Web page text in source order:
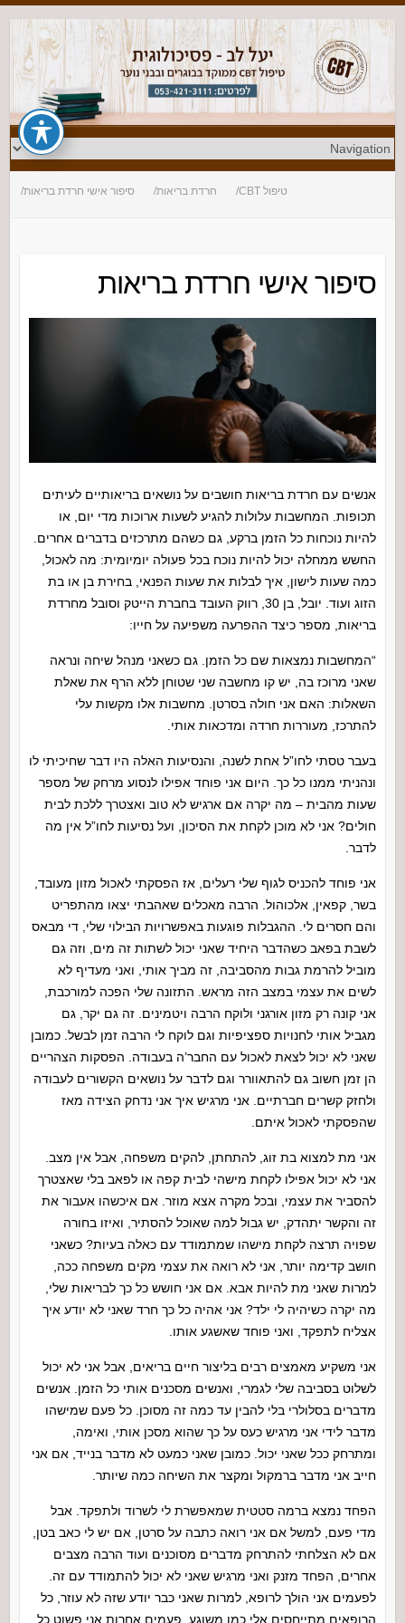
טיפול CBT חרדת בריאות סיפור אישי חרדת בריאות
סיפור אישי חרדת בריאות
אנשים עם חרדת בריאות חושבים על נושאים בריאותיים לעיתים
תכופות. המחשבות עלולות להגיע לשעות ארוכות מדי יום, או
להיות נוכחות כל הזמן ברקע, גם כשהם מתרכזים בדברים אחרים.
החשש ממחלה יכול להיות נוכח בכל פעולה יומיומית: מה לאכול,
כמה שעות לישון, איך לבלות את שעות הפנאי, בחירת בן או בת
הזוג ועוד. יובל, בן 30, רווק העובד בחברת הייטק וסובל מחרדת
בריאות, מספר כיצד ההפרעה משפיעה על חייו:
“המחשבות נמצאות שם כל הזמן. גם כשאני מנהל שיחה ונראה
שאני מרוכז בה, יש קו מחשבה שני שטוחן ללא הרף את שאלת
השאלות: האם אני חולה בסרטן. מחשבות אלו מקשות עלי
להתרכז, מעוררות חרדה ומדכאות אותי.
בעבר טסתי לחו”ל אחת לשנה, והנסיעות האלה היו דבר שחיכיתי לו
ונהניתי ממנו כל כך. היום אני פוחד אפילו לנסוע מרחק של מספר
שעות מהבית – מה יקרה אם ארגיש לא טוב ואצטרך ללכת לבית
חולים? אני לא מוכן לקחת את הסיכון, ועל נסיעות לחו”ל אין מה
לדבר.
אני פוחד להכניס לגוף שלי רעלים, אז הפסקתי לאכול מזון מעובד,
בשר, קפאין, אלכוהול. הרבה מאכלים שאהבתי יצאו מהתפריט
והם חסרים לי. ההגבלות פוגעות באפשרויות הבילוי שלי, די מבאס
לשבת בפאב כשהדבר היחיד שאני יכול לשתות זה מים, וזה גם
מוביל להרמת גבות מהסביבה, זה מביך אותי, ואני מעדיף לא
לשים את עצמי במצב הזה מראש. התזונה שלי הפכה למורכבת,
אני קונה רק מזון אורגני ולוקח הרבה ויטמינים. זה גם יקר, גם
מגביל אותי לחנויות ספציפיות וגם לוקח לי הרבה זמן לבשל. כמובן
שאני לא יכול לצאת לאכול עם החבר’ה בעבודה. הפסקות הצהריים
הן זמן חשוב גם להתאוורר וגם לדבר על נושאים הקשורים לעבודה
ולחזק קשרים חברתיים. אני מרגיש איך אני נדחק הצידה מאז
שהפסקתי לאכול איתם.
אני מת למצוא בת זוג, להתחתן, להקים משפחה, אבל אין מצב.
אני לא יכול אפילו לקחת מישהי לבית קפה או לפאב בלי שאצטרך
להסביר את עצמי, ובכל מקרה אצא מוזר. אם איכשהו אעבור את
זה והקשר יתהדק, יש גבול למה שאוכל להסתיר, ואיזו בחורה
שפויה תרצה לקחת מישהו שמתמודד עם כאלה בעיות? כשאני
חושב קדימה יותר, אני לא רואה את עצמי מקים משפחה ככה,
למרות שאני מת להיות אבא. אם אני חושש כל כך לבריאות שלי,
מה יקרה כשיהיה לי ילד? אני אהיה כל כך חרד שאני לא יודע איך
אצליח לתפקד, ואני פוחד שאשגע אותו.
אני משקיע מאמצים רבים בליצור חיים בריאים, אבל אני לא יכול
לשלוט בסביבה שלי לגמרי, ואנשים מסכנים אותי כל הזמן. אנשים
מדברים בסלולרי בלי להבין עד כמה זה מסוכן. כל פעם שמישהו
מדבר לידי אני מרגיש כעס על כך שהוא מסכן אותי, ואימה,
ומתרחק ככל שאני יכול. כמובן שאני כמעט לא מדבר בנייד, אם אני
חייב אני מדבר ברמקול ומקצר את השיחה כמה שיותר.
הפחד נמצא ברמה סטטית שמאפשרת לי לשרוד ולתפקד. אבל
מדי פעם, למשל אם אני רואה כתבה על סרטן, אם יש לי כאב בטן,
אם לא הצלחתי להתרחק מדברים מסוכנים ועוד הרבה מצבים
אחרים, הפחד מזנק ואני מרגיש שאני לא יכול להתמודד עם זה.
לפעמים אני הולך לרופא, למרות שאני כבר יודע שזה לא עוזר, כל
הרופאים מתייחסים אלי כמו משוגע. פעמים אחרות אני פשוט כל